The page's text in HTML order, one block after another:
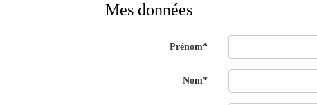
Mes données
Prénom*
Nom*